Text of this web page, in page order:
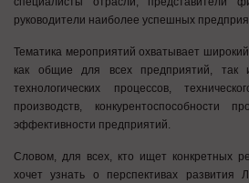
руководители наиболее успешных
Тематика мероприятий охватывает
как общие для всех предприятий, так
технологических процессов,
производств, конкурентоспособности
эффективности предприятий.
Словом, для всех, кто ищет конкретных
хочет узнать о перспективах